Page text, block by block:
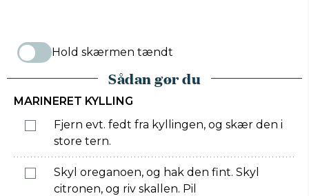
Hold skærmen tændt
Sådan gør du
MARINERET KYLLING
Fjern evt. fedt fra kyllingen, og skær den i
store tern.
Skyl oreganoen, og hak den fint. Skyl
citronen, og riv skallen. Pil